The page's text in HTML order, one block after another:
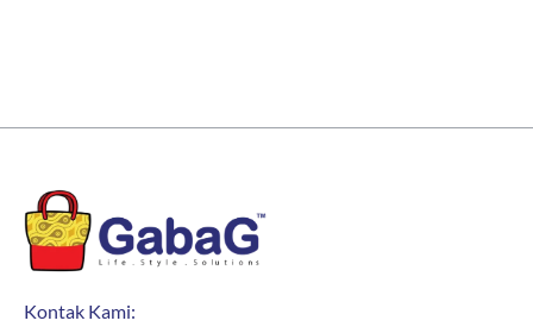
Kontak Kami: